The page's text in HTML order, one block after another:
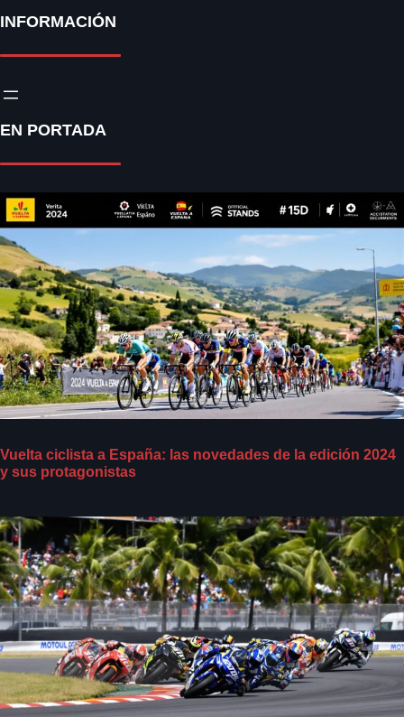
INFORMACIÓN
EN PORTADA
Vuelta ciclista a España: las novedades de la edición 2024
y sus protagonistas